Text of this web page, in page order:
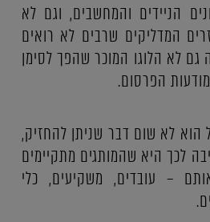
הניידים והמחשבים, וגם לא
המדליקים שרבים לא רואים
לא הלוגו המוכר שהפך לסימן
הפרסום.
לא שום דבר שניתן להחזיק,
לכך היא שהמותגים מתקיימים
– עובדים, משקיעים, כלי